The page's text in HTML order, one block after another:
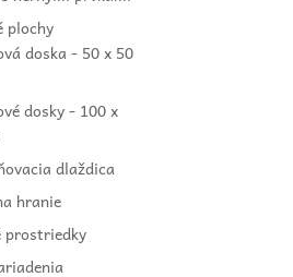
plochy
doska - 50 x 50
dosky - 100 x
dlaždica
hranie
prostriedky